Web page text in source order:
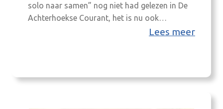
solo naar samen” nog niet had gelezen in De
Achterhoekse Courant, het is nu ook
beschikbaar via de digitale editie van oost
– Van solo…
Lees meer